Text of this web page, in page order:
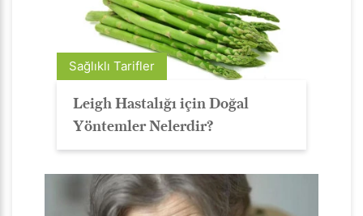
Sağlıklı Tarifler
Leigh Hastalığı için Doğal
Yöntemler Nelerdir?